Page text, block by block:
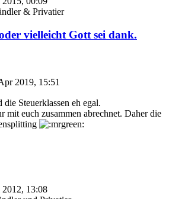
& Privatier
vielleicht Gott sei dank.
2019, 15:51
Steuerklassen eh egal.
mit euch zusammen abrechnet. Daher die
2012, 13:08